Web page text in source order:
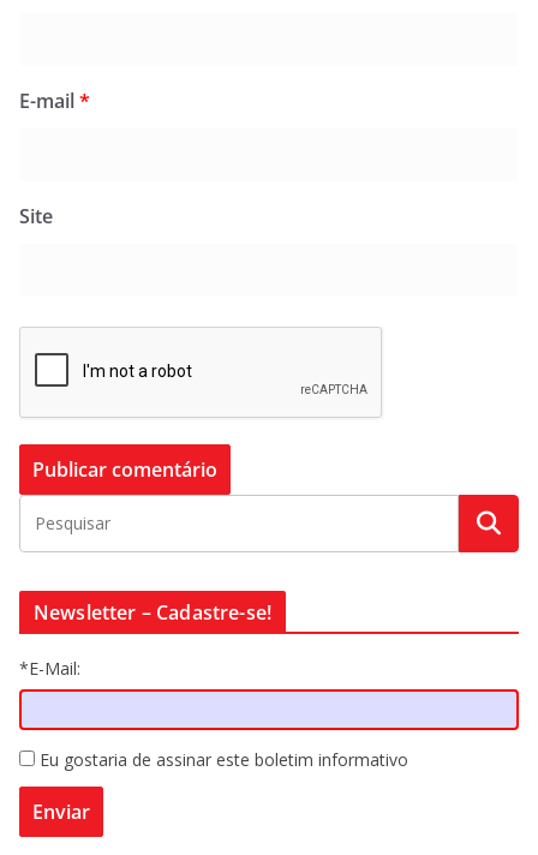
E-mail*
Site
Newsletter – Cadastre-se!
*E-Mail:
Eu gostaria de assinar este boletim informativo